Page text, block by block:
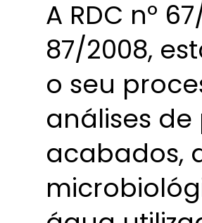
A RDC nº
87/2008,
o seu
análises
acabados,